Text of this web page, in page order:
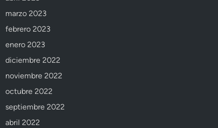
marzo 2023
febrero 2023
enero 2023
diciembre 2022
noviembre 2022
octubre 2022
septiembre 2022
abril 2022